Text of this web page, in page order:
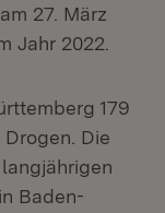
am 27. März
Jahr 2022.
179
Die
Baden-